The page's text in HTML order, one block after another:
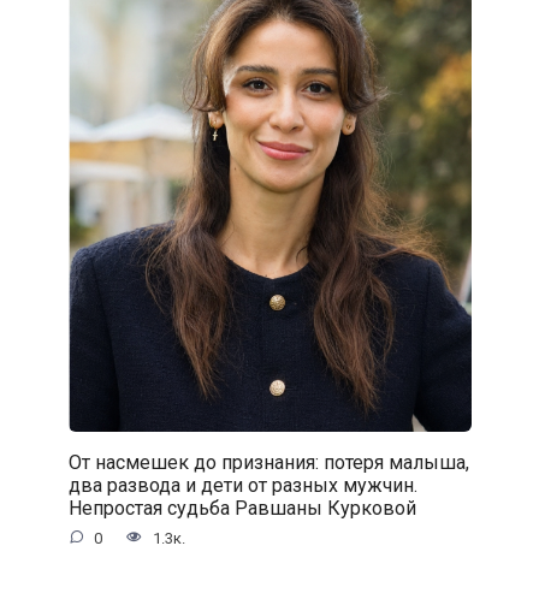
От насмешек до признания: потеря малыша,
два развода и дети от разных мужчин.
Непростая судьба Равшаны Курковой
0 1.3к.